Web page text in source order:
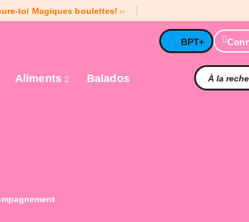
toi Magiques boulettes!
BPT+
Aliments Balados